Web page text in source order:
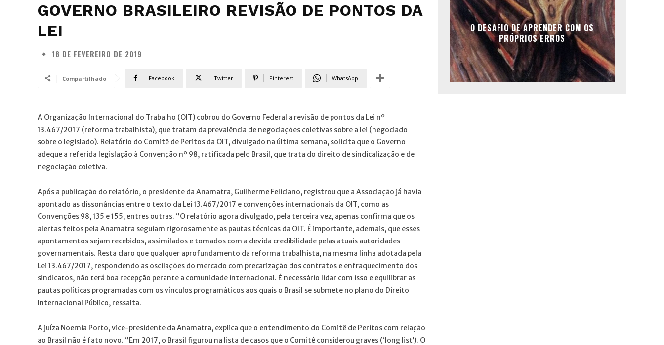
GOVERNO BRASILEIRO REVISÃO DE PONTOS DA
LEI
18 DE FEVEREIRO DE 2019
Compartilhado Facebook Twitter Pinterest WhatsApp
A Organização Internacional do Trabalho (OIT) cobrou do Governo Federal a revisão de pontos da Lei nº
13.467/2017 (reforma trabalhista), que tratam da prevalência de negociações coletivas sobre a lei (negociado
sobre o legislado). Relatório do Comitê de Peritos da OIT, divulgado na última semana, solicita que o Governo
adeque a referida legislação à Convenção nº 98, ratificada pelo Brasil, que trata do direito de sindicalização e de
negociação coletiva.
Após a publicação do relatório, o presidente da Anamatra, Guilherme Feliciano, registrou que a Associação já havia
apontado as dissonâncias entre o texto da Lei 13.467/2017 e convenções internacionais da OIT, como as
Convenções 98, 135 e 155, entres outras. “O relatório agora divulgado, pela terceira vez, apenas confirma que os
alertas feitos pela Anamatra seguiam rigorosamente as pautas técnicas da OIT. É importante, ademais, que esses
apontamentos sejam recebidos, assimilados e tomados com a devida credibilidade pelas atuais autoridades
governamentais. Resta claro que qualquer aprofundamento da reforma trabalhista, na mesma linha adotada pela
Lei 13.467/2017, respondendo as oscilações do mercado com precarização dos contratos e enfraquecimento dos
sindicatos, não terá boa recepção perante a comunidade internacional. É necessário lidar com isso e equilibrar as
pautas políticas programadas com os vínculos programáticos aos quais o Brasil se submete no plano do Direito
Internacional Público, ressalta.
A juíza Noemia Porto, vice-presidente da Anamatra, explica que o entendimento do Comitê de Peritos com relação
ao Brasil não é fato novo. “Em 2017, o Brasil figurou na lista de casos que o Comitê considerou graves (‘long list’). O
O DESAFIO DE APRENDER COM OS
PRÓPRIOS ERROS